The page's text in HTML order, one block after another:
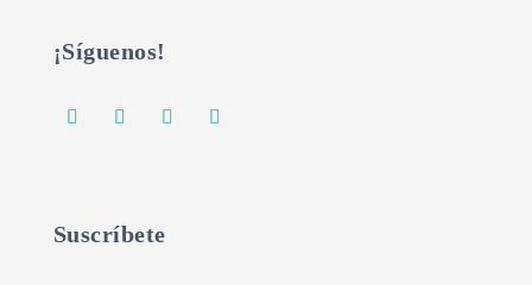
¡Síguenos!
Suscríbete